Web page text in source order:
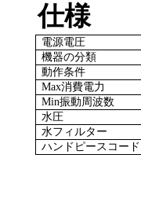
仕様
電源電圧
機器の分類
動作条件
Max消費電力
Min振動周波数
水圧
水フィルター
ハンドピースコード